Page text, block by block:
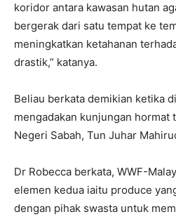
koridor antara kawasan hutan
bergerak dari satu tempat ke
meningkatkan ketahanan
drastik,” katanya.
Beliau berkata demikian ketika
mengadakan kunjungan hormat
Negeri Sabah, Tun Juhar
Dr Robecca berkata, WWF-
elemen kedua iaitu produce
dengan pihak swasta untuk